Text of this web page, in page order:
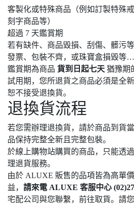
客製化或特殊商品（例如訂製特殊
刻字商品等）
超過 7 天鑑賞期
若有缺件、商品毀損、刮傷、髒污
發票、包裝不齊，或珠寶盒損毀等…
鑑賞期為商品 貨到日起七天 猶豫期
試用期，您所退貨之商品必須是全
恕不接受退換貨。
退換貨流程
若您需辦理退換貨，請於商品到貨
品保持完整全新且完整包裝。
於線上購物站購買的商品，只能透
理退貨服務。
由於 ALUXE 販售的品項皆為高單
益， 請來電 ALUXE 客服中心
宅配公司與您聯繫，前往取貨。請